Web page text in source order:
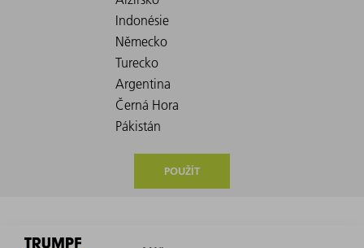
POUŽÍT